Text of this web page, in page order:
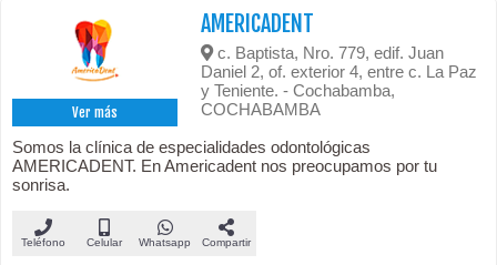
Ver más
AMERICADENT
c. Baptista, Nro. 779, edif. Juan
Daniel 2, of. exterior 4, entre c. La Paz
y Teniente. - Cochabamba,
COCHABAMBA
Somos la clínica de especialidades odontológicas
AMERICADENT. En Americadent nos preocupamos por tu
sonrisa.
Teléfono Celular Whatsapp Compartir